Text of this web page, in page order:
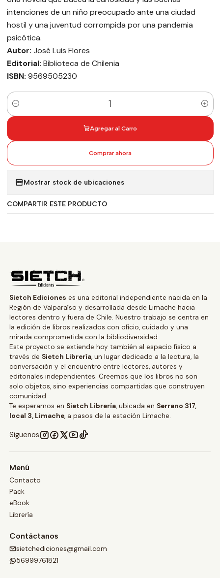
intenciones de un niño preocupado ante una ciudad
hostil y una juventud corrompida por una pandemia
psicótica.
Autor: José Luis Flores
Editorial: Biblioteca de Chilenia
ISBN: 9569505230
Cantidad
Agregar al Carro
Comprar ahora
Mostrar stock de ubicaciones
COMPARTIR ESTE PRODUCTO
Sietch Ediciones es una editorial independiente nacida en la
Región de Valparaíso y desarrollada desde Limache hacia
lectores dentro y fuera de Chile. Nuestro trabajo se centra en
la edición de libros realizados con oficio, cuidado y una
mirada comprometida con la bibliodiversidad.
Este proyecto se extiende hoy también al espacio físico a
través de Sietch Librería, un lugar dedicado a la lectura, la
conversación y el encuentro entre lectores, autores y
editoriales independientes. Creemos que los libros no son
solo objetos, sino experiencias compartidas que construyen
comunidad.
Te esperamos en Sietch Librería, ubicada en Serrano 317,
local 3, Limache, a pasos de la estación Limache.
Síguenos
Menú
Contacto
Pack
eBook
Librería
Contáctanos
sietchediciones@gmail.com
56999761821